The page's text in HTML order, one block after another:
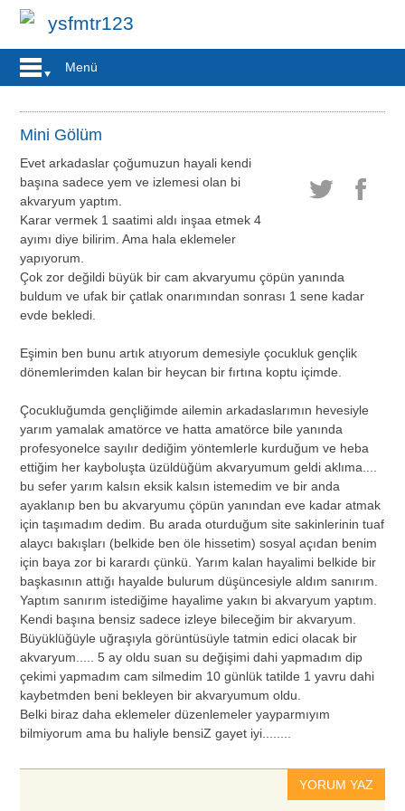
ysfmtr123
Menü
Mini Gölüm
Evet arkadaslar çoğumuzun hayali kendi
başına sadece yem ve izlemesi olan bi
akvaryum yaptım.
Karar vermek 1 saatimi aldı inşaa etmek 4
ayımı diye bilirim. Ama hala eklemeler
yapıyorum.
Çok zor değildi büyük bir cam akvaryumu çöpün yanında
buldum ve ufak bir çatlak onarımından sonrası 1 sene kadar
evde bekledi.
Eşimin ben bunu artık atıyorum demesiyle çocukluk gençlik
dönemlerimden kalan bir heycan bir fırtına koptu içimde.
Çocukluğumda gençliğimde ailemin arkadaslarımın hevesiyle
yarım yamalak amatörce ve hatta amatörce bile yanında
profesyonelce sayılır dediğim yöntemlerle kurduğum ve heba
ettiğim her kayboluşta üzüldüğüm akvaryumum geldi aklıma....
bu sefer yarım kalsın eksik kalsın istemedim ve bir anda
ayaklanıp ben bu akvaryumu çöpün yanından eve kadar atmak
için taşımadım dedim. Bu arada oturduğum site sakinlerinin tuaf
alaycı bakışları (belkide ben öle hissetim) sosyal açıdan benim
için baya zor bi karardı çünkü. Yarım kalan hayalimi belkide bir
başkasının attığı hayalde bulurum düşüncesiyle aldım sanırım.
Yaptım sanırım istediğime hayalime yakın bi akvaryum yaptım.
Kendi başına bensiz sadece izleye bileceğim bir akvaryum.
Büyüklüğüyle uğraşıyla görüntüsüyle tatmin edici olacak bir
akvaryum..... 5 ay oldu suan su değişimi dahi yapmadım dip
çekimi yapmadım cam silmedim 10 günlük tatilde 1 yavru dahi
kaybetmden beni bekleyen bir akvaryumum oldu.
Belki biraz daha eklemeler düzenlemeler yayparmıyım
bilmiyorum ama bu haliyle bensiZ gayet iyi........
YORUM YAZ